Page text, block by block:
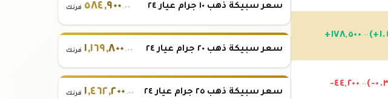
+١٧٨,٥٠٠ .٠٠
-٤٤,٢٠٠ .٠٠
سعر سبيكة ذهب ١٠ جرام عيار ٢٤ ٥٨٤,٩٠٠ .٠٠ فرنك
سعر سبيكة ذهب ٢٠ جرام عيار ٢٤ ١,١٦٩,٨٠٠ .٠٠ فرنك
سعر سبيكة ذهب ٢٥ جرام عيار ٢٤ ١,٤٦٢,٢٠٠ .٠٠ فرنك